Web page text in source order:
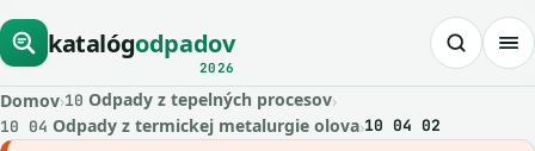
katalógodpadov
2026
Domov›10 Odpady z tepelných procesov›
10 04 Odpady z termickej metalurgie olova›10 04 02